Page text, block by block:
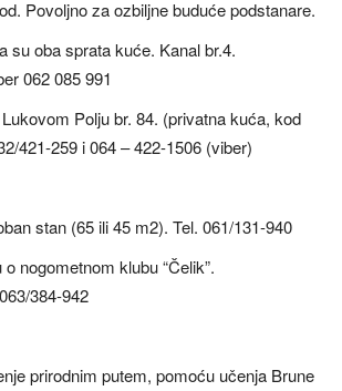
Povoljno za ozbiljne buduće podstanare.
su oba sprata kuće. Kanal br.4.
062 085 991
Polju br. 84. (privatna kuća, kod
421-259 i 064 – 422-1506 (viber)
stan (65 ili 45 m2). Tel. 061/131-940
nogometnom klubu “Čelik”.
384-942
prirodnim putem, pomoću učenja Brune